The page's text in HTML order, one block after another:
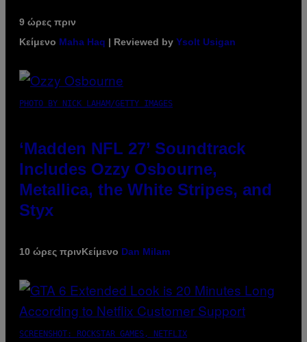
9 ώρες πριν
Κείμενο Maha Haq | Reviewed by Ysolt Usigan
PHOTO BY NICK LAHAM/GETTY IMAGES
‘Madden NFL 27’ Soundtrack
Includes Ozzy Osbourne,
Metallica, the White Stripes, and
Styx
10 ώρες πρινΚείμενο Dan Milam
SCREENSHOT: ROCKSTAR GAMES, NETFLIX